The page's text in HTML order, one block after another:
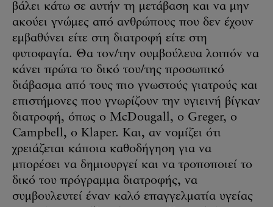
βάλει κάτω σε αυτήν τη μετάβαση και να μην
ακούει γνώμες από ανθρώπους που δεν έχουν
εμβαθύνει είτε στη διατροφή είτε στη
φυτοφαγία. Θα τον/την συμβούλευα λοιπόν να
κάνει πρώτα το δικό του/της προσωπικό
διάβασμα από τους πιο γνωστούς γιατρούς και
επιστήμονες που γνωρίζουν την υγιεινή βίγκαν
διατροφή, όπως ο McDougall, ο Greger, ο
Campbell, ο Klaper. Και, αν νομίζει ότι
χρειάζεται κάποια καθοδήγηση για να
μπορέσει να δημιουργεί και να τροποποιεί το
δικό του πρόγραμμα διατροφής, να
συμβουλευτεί έναν καλό επαγγελματία υγείας